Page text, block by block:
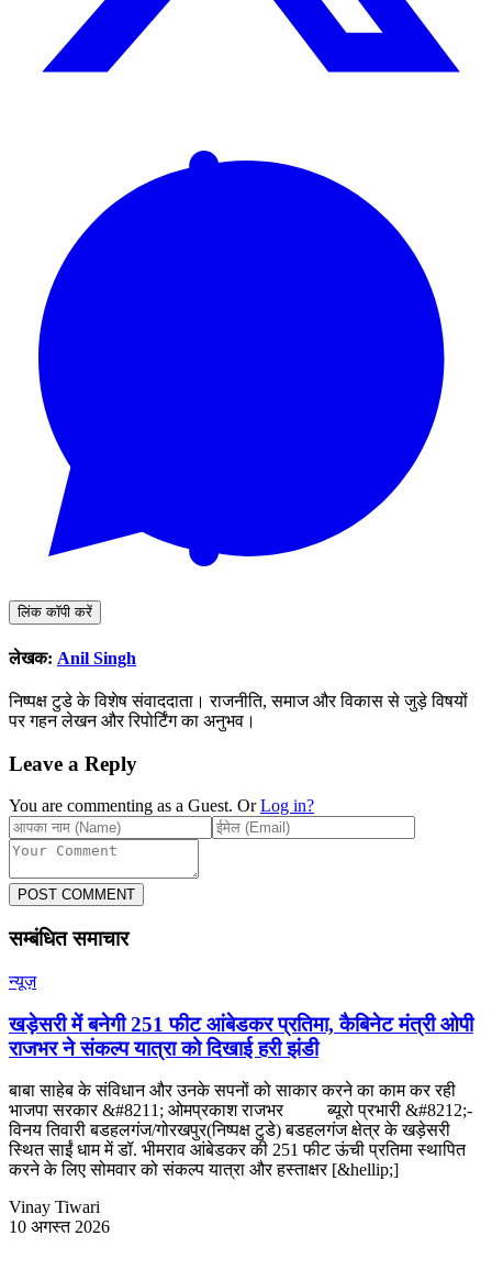
लिंक कॉपी करें
लेखक: Anil Singh
निष्पक्ष टुडे के विशेष संवाददाता। राजनीति, समाज और विकास से जुड़े विषयों
पर गहन लेखन और रिपोर्टिंग का अनुभव।
Leave a Reply
You are commenting as a Guest. Or Log in?
POST COMMENT
सम्बंधित समाचार
न्यूज़
खड़ेसरी में बनेगी 251 फीट आंबेडकर प्रतिमा, कैबिनेट मंत्री ओपी
राजभर ने संकल्प यात्रा को दिखाई हरी झंडी
बाबा साहेब के संविधान और उनके सपनों को साकार करने का काम कर रही
भाजपा सरकार &#8211; ओमप्रकाश राजभर ब्यूरो प्रभारी &#8212;-
विनय तिवारी बडहलगंज/गोरखपुर(निष्पक्ष टुडे) बडहलगंज क्षेत्र के खड़ेसरी
स्थित साईं धाम में डॉ. भीमराव आंबेडकर की 251 फीट ऊंची प्रतिमा स्थापित
करने के लिए सोमवार को संकल्प यात्रा और हस्ताक्षर [&hellip;]
Vinay Tiwari
10 अगस्त 2026